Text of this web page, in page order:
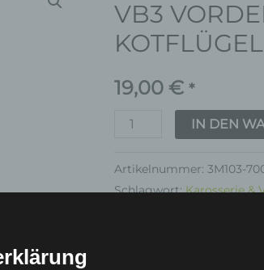
VB3
19,00 € *
VORDERER
KOTFLÜGELBÜGEL
Menge
IN DEN
Artikelnummer:3M103-
Schlagwort:Karosserie &